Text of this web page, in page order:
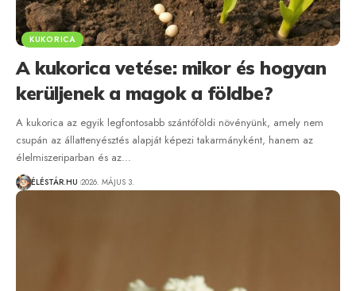
KUKORICA
A kukorica vetése: mikor és hogyan
kerüljenek a magok a földbe?
A kukorica az egyik legfontosabb szántóföldi növényünk, amely nem
csupán az állattenyésztés alapját képezi takarmányként, hanem az
élelmiszeriparban és az…
ÉLÉSTÁR.HU 2026. MÁJUS 3.